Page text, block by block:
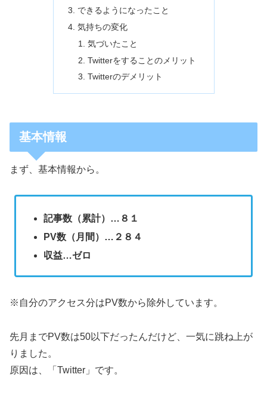
できるようになったこと
気持ちの変化
気づいたこと
Twitterをすることのメリット
Twitterのデメリット
基本情報
まず、基本情報から。
記事数（累計）…８１
PV数（月間）…２８４
収益…ゼロ
※自分のアクセス分はPV数から除外しています。
先月までPV数は50以下だったんだけど、一気に跳ね上が
りました。
原因は、「Twitter」です。